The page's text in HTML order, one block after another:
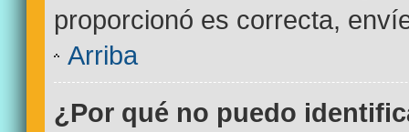
proporcionó es correcta,
Arriba
¿Por qué no puedo